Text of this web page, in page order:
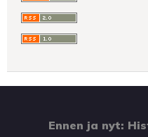
Ennen ja nyt: